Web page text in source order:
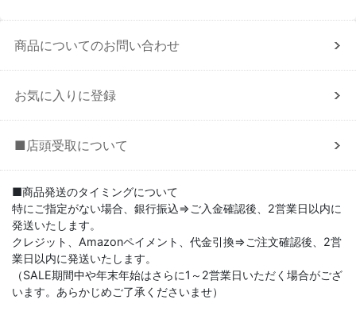
商品についてのお問い合わせ
お気に入りに登録
■店頭受取について
■商品発送のタイミングについて
特にご指定がない場合、銀行振込⇒ご入金確認後、2営業日以内に
発送いたします。
クレジット、Amazonペイメント、代金引換⇒ご注文確認後、2営
業日以内に発送いたします。
（SALE期間中や年末年始はさらに1～2営業日いただく場合がござ
います。あらかじめご了承くださいませ）